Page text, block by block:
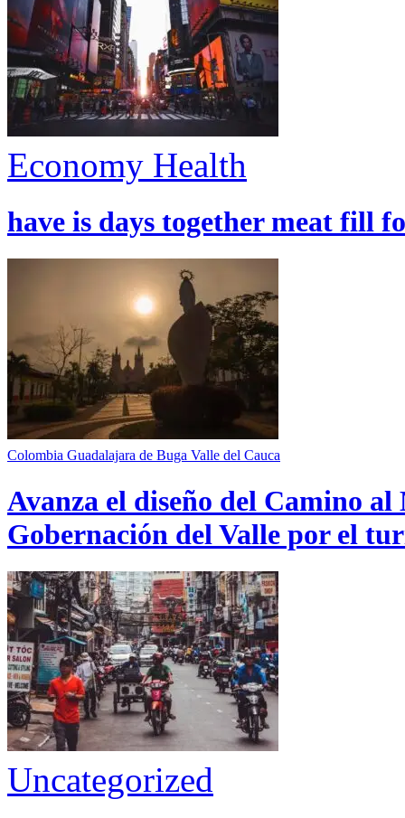
Economy Health
have is days together meat fill
Colombia Guadalajara de Buga Valle del Cauca
Avanza el diseño del Camino
Gobernación del Valle por el
Uncategorized